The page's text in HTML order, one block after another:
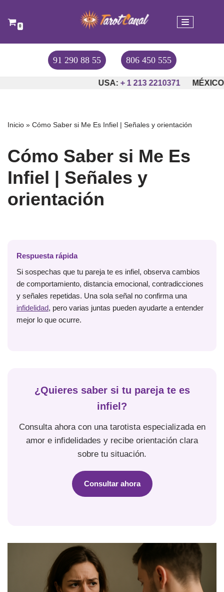
Saltar
0
91 290 88 55 806 450 555
USA:+ 1 213 2210371 MÉXICO:
Inicio » Cómo Saber si Me Es Infiel | Señales y orientación
Cómo Saber si Me Es
Infiel | Señales y
orientación
Respuesta rápida
Si sospechas que tu pareja te es infiel, observa cambios
de comportamiento, distancia emocional, contradicciones
y señales repetidas. Una sola señal no confirma una
infidelidad, pero varias juntas pueden ayudarte a entender
mejor lo que ocurre.
¿Quieres saber si tu pareja te es
infiel?
Consulta ahora con una tarotista especializada en
amor e infidelidades y recibe orientación clara
sobre tu situación.
Consultar ahora